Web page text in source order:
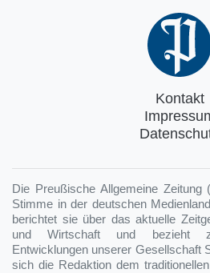
Kontakt
Die Preußische Allgemeine Zeitung
Stimme in der deutschen
berichtet sie über das aktuelle
und Wirtschaft und bezieht
Entwicklungen unserer Gesellschaft
sich die Redaktion dem